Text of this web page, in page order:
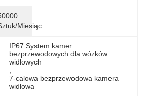
miesiąc
IP67 System kamer
bezprzewodowych dla wózków
widłowych
7-calowa bezprzewodowa kamera
widłowa